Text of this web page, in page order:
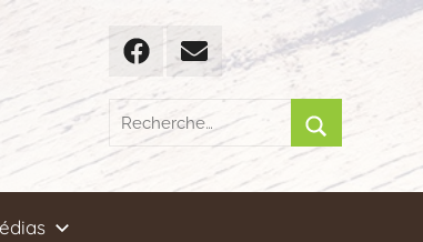
FacebookEmail
Recherche
pour
:
Rechercher